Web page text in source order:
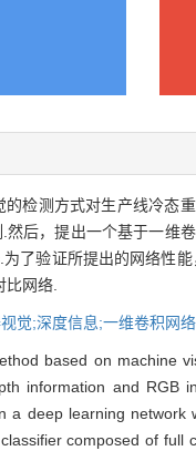
检测方式对生产线冷态
后，提出一个基于一维
了验证所提出的网络性
比网络.
觉;深度信息;一维卷积网络
based on machine
information and RGB
a deep learning
composed of